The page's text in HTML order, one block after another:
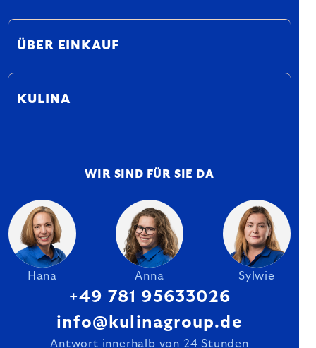
ÜBER EINKAUF
KULINA
WIR SIND FÜR SIE DA
Hana Anna Sylwie
+49 781 95633026
info@kulinagroup.de
Antwort innerhalb von 24 Stunden